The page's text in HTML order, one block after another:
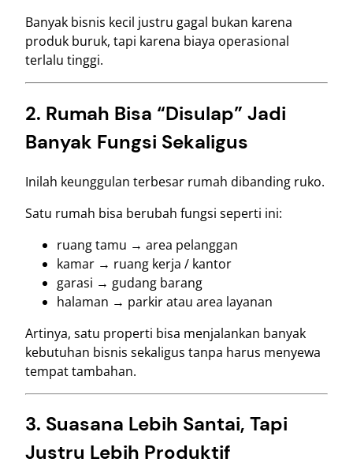
Banyak bisnis kecil justru gagal bukan karena
produk buruk, tapi karena biaya operasional
terlalu tinggi.
2. Rumah Bisa “Disulap” Jadi
Banyak Fungsi Sekaligus
Inilah keunggulan terbesar rumah dibanding ruko.
Satu rumah bisa berubah fungsi seperti ini:
ruang tamu → area pelanggan
kamar → ruang kerja / kantor
garasi → gudang barang
halaman → parkir atau area layanan
Artinya, satu properti bisa menjalankan banyak
kebutuhan bisnis sekaligus tanpa harus menyewa
tempat tambahan.
3. Suasana Lebih Santai, Tapi
Justru Lebih Produktif